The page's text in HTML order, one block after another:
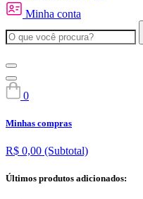
Minha conta
0
Minhas compras
R$ 0,00 (Subtotal)
Últimos produtos adicionados: